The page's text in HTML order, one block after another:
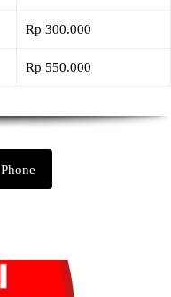
Rp 300.000
Rp 550.000
Phone